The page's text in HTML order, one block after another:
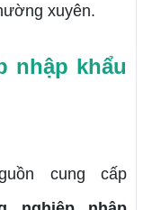
xuyên.
nhập khẩu
cung cấp